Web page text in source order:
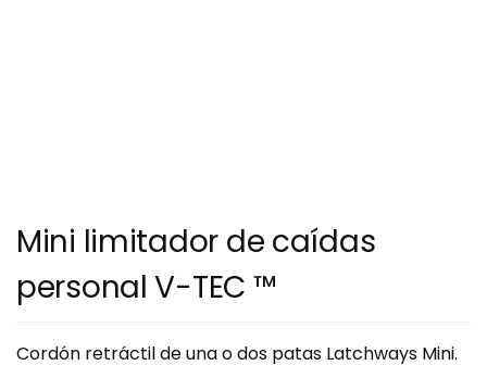
Mini limitador de caídas
personal V-TEC ™
Cordón retráctil de una o dos patas Latchways Mini.